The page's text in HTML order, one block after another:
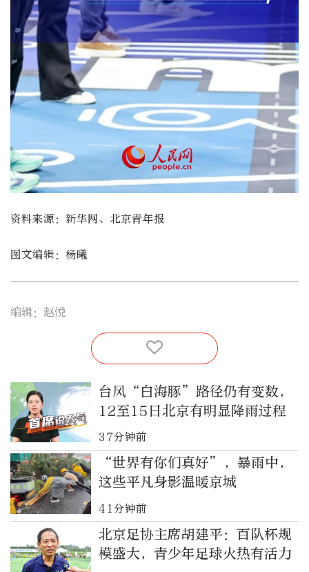
资料来源：新华网、北京青年报
图文编辑：杨曦
编辑：赵悦
台风“白海豚”路径仍有变数，
12至15日北京有明显降雨过程
37分钟前
“世界有你们真好”，暴雨中，
这些平凡身影温暖京城
41分钟前
北京足协主席胡建平：百队杯规
模盛大，青少年足球火热有活力